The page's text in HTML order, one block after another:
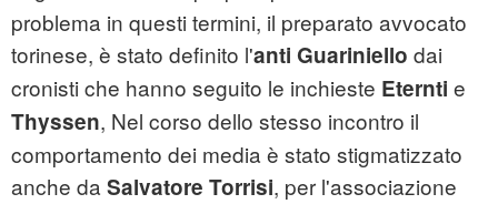
problema in questi termini, il preparato avvocato
torinese, è stato definito l'anti Guariniello dai
cronisti che hanno seguito le inchieste Eternti e
Thyssen, Nel corso dello stesso incontro il
comportamento dei media è stato stigmatizzato
anche da Salvatore Torrisi, per l'associazione